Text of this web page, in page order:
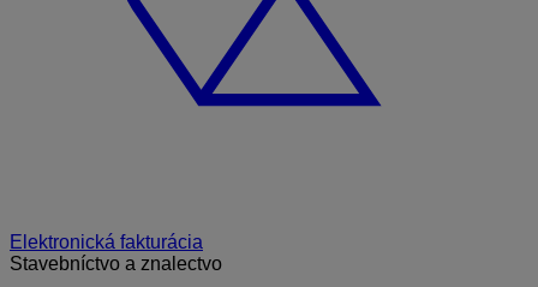
Elektronická fakturácia
Stavebníctvo a znalectvo